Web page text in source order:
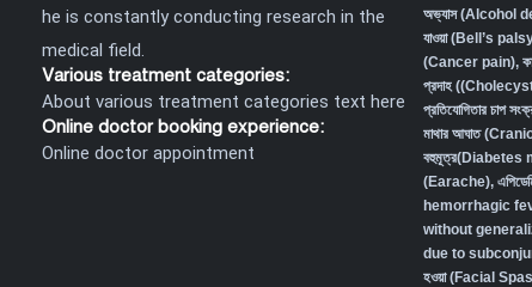
he is constantly conducting research in the
medical field.
Various treatment categories:
About various treatment categories text here
Online doctor booking experience:
Online doctor appointment
অভ্যাস (Alcohol
যাওয়া (Bell’s
(Cancer pain),
প্রদাহ
প্রতিযোগিতার
মাথার আঘাত
(Earache),
hemorrhagic
without
due to
হওয়া (Facial